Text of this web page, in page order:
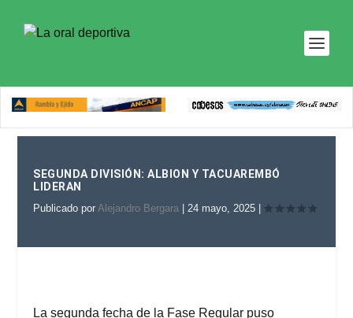
SEGUNDA DIVISIÓN: ALBION Y TACUAREMBÓ
LIDERAN
Publicado porAlejandro Bergara |24 mayo, 2025
La segunda fecha de la Fase Regular puso